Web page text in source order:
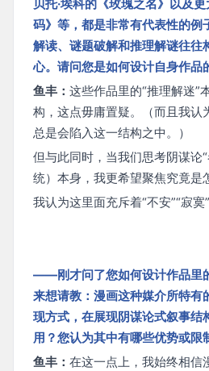
贝托·埃科的《玫瑰之名》以及
码》等，都是非常有代表性的例
解读、谜题破解和推理解谜往往
心。请问您是如何设计自身作品
鱼丰： 这些作品里的“推理解迷”
构，这点毋庸置疑。（而且我认
总是会陷入这一结构之中。）
但与此同时，当我们思考阴谋论
统）本身，我更希望聚焦究竟是
我认为这里面充斥着“不安”“寂寞”
——刚才问了您如何设计作品里
来想请教：漫画这种媒介所特有
现方式，在展现阴谋论式叙事结
用？您认为其中有哪些优势或限
鱼丰： 在这一点上，我始终相信